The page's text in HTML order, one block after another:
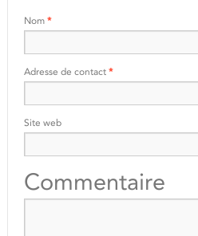
Nom *
Adresse de contact *
Site web
Commentaire